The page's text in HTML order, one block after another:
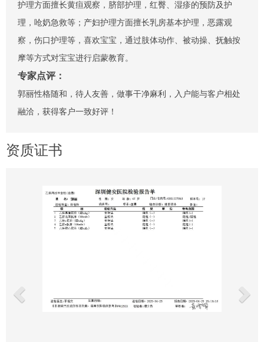
护理方面擅长黄疸观察，脐部护理，红臀、湿疹的预防及护
理，呛奶急救等；产妇护理方面擅长乳房基本护理，恶露观
察，伤口护理等，喜欢宝宝，通过肢体动作、被动操、抚触按
摩等方式对宝宝进行启蒙教育。
专家点评：
郭丽性格随和，待人友善，做事干净麻利，入户能与客户相处
融洽，获得客户一致好评！
资质证书